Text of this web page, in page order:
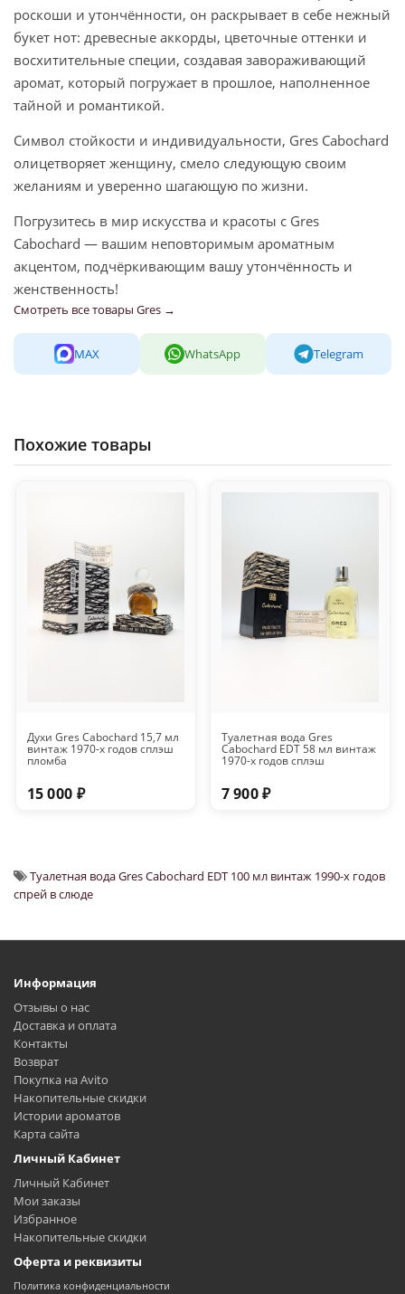
роскоши и утончённости, он раскрывает в себе нежный
букет нот: древесные аккорды, цветочные оттенки и
восхитительные специи, создавая завораживающий
аромат, который погружает в прошлое, наполненное
тайной и романтикой.
Символ стойкости и индивидуальности, Gres Cabochard
олицетворяет женщину, смело следующую своим
желаниям и уверенно шагающую по жизни.
Погрузитесь в мир искусства и красоты с Gres
Cabochard — вашим неповторимым ароматным
акцентом, подчёркивающим вашу утончённость и
женственность!
Смотреть все товары Gres →
MAX WhatsApp Telegram
Похожие товары
Духи Gres Cabochard 15,7 мл
винтаж 1970-х годов сплэш
пломба
15 000 ₽
Туалетная вода Gres
Cabochard EDT 58 мл винтаж
1970-х годов сплэш
7 900 ₽
Туалетная вода Gres Cabochard EDT 100 мл винтаж 1990-х годов
спрей в слюде
Информация
Отзывы о нас
Доставка и оплата
Контакты
Возврат
Покупка на Avito
Накопительные скидки
Истории ароматов
Карта сайта
Личный Кабинет
Личный Кабинет
Мои заказы
Избранное
Накопительные скидки
Оферта и реквизиты
Политика конфиденциальности